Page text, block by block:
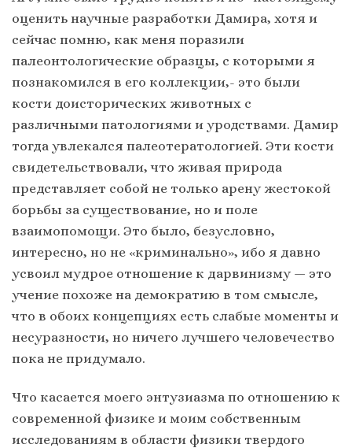
оценить научные разработки Дамира, хотя и
сейчас помню, как меня поразили
палеонтологические образцы, с которыми я
познакомился в его коллекции,- это были
кости доисторических животных с
различными патологиями и уродствами. Дамир
тогда увлекался палеотератологией. Эти кости
свидетельствовали, что живая природа
представляет собой не только арену жестокой
борьбы за существование, но и поле
взаимопомощи. Это было, безусловно,
интересно, но не «криминально», ибо я давно
усвоил мудрое отношение к дарвинизму — это
учение похоже на демократию в том смысле,
что в обоих концепциях есть слабые моменты и
несуразности, но ничего лучшего человечество
пока не придумало.
Что касается моего энтузиазма по отношению к
современной физике и моим собственным
исследованиям в области физики твердого